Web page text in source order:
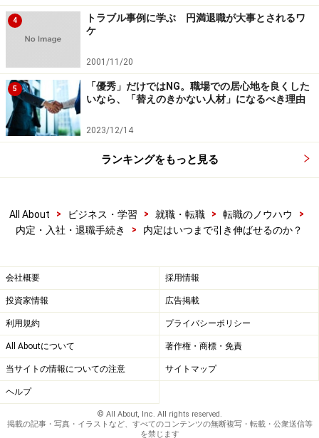
4
トラブル事例に学ぶ 円満退職が大事とされるワ
ケ
2001/11/20
5
「優秀」だけではNG。職場での居心地を良くした
いなら、「替えのきかない人材」になるべき理由
2023/12/14
ランキングをもっと見る
All About > ビジネス・学習 > 就職・転職 > 転職のノウハウ
>
内定・入社・退職手続き
> 内定はいつまで引き伸ばせるのか？
会社概要 採用情報
投資家情報 広告掲載
利用規約 プライバシーポリシー
All Aboutについて 著作権・商標・免責
当サイトの情報についての注意 サイトマップ
ヘルプ
© All About, Inc. All rights reserved.
掲載の記事・写真・イラストなど、すべてのコンテンツの無断複写・転載・公衆送信等
を禁じます